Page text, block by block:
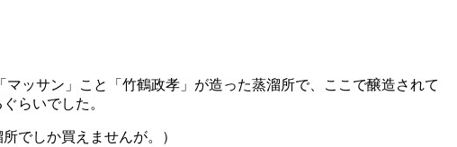
ッサン」こと「竹鶴政孝」が造った蒸溜所で、ここで醸造されて
らいでした。
でしか買えませんが。）